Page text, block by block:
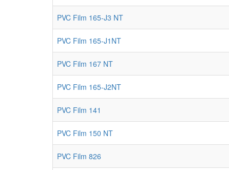
PVC Film 165-J3 NT
PVC Film 165-J1NT
PVC Film 167 NT
PVC Film 165-J2NT
PVC Film 141
PVC Film 150 NT
PVC Film 826